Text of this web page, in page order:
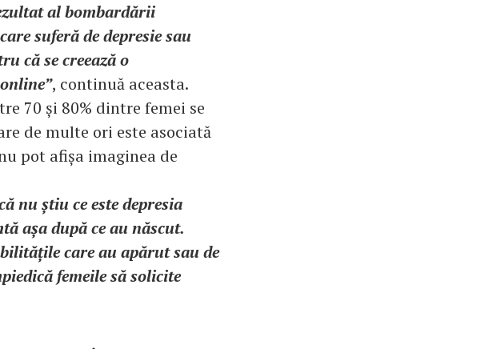
al bombardării
suferă de depresie sau
că se creează o
, continuă aceasta.
70 și 80% dintre femei se
de multe ori este asociată
pot afișa imaginea de
nu știu ce este depresia
așa după ce au născut.
care au apărut sau de
femeile să solicite